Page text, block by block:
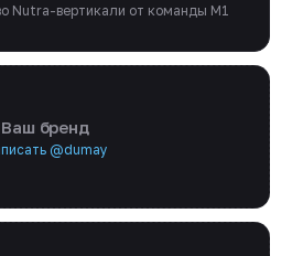
Nutra-вертикали от команды M1
Ваш бренд
@dumay